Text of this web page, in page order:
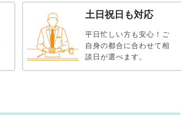
土日祝日も対応
平日忙しい方も安心！ご
自身の都合に合わせて相
談日が選べます。